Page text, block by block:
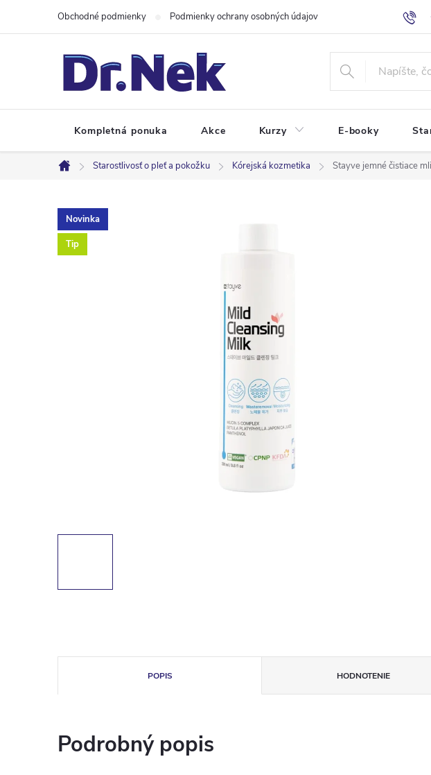
Obchodné podmienky Podmienky ochrany osobných údajov
Kompletná ponuka Akce Kurzy E-booky
Domov
Starostlivosť o pleť a pokožku Kórejská kozmetika Stayve jemné čistiace
Novinka
Tip
POPIS HODNOTENIE
Podrobný popis